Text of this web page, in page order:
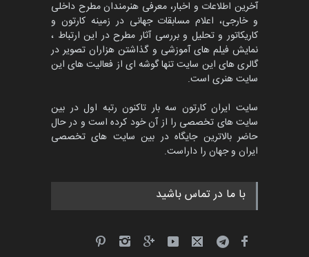
جشنواره بین‌المللی کارتون
مدارس پرتغال، ۲۰۲۷
مهلت 4 ماه دیگر
پنجمین مسابقۀ بین‌المللی
کارتون طنز «کلاه‌ای…
مهلت
آخرین اطلاعات و اخبار، معرفی هنرمندان مطرح داخلی
و خارجی، اعلام مسابقات جهانی در زمینه کارتون و
کاریکاتور و تحلیل و بررسی آثار مطرح در این ارتباط ،
نمایش فیلم های آموزشی و گذاشتن هزاران تصویر در
گالری های این سایت تنها گوشه ای از فعالیت های این
سایت هنری است.
سایت ایران کارتون سه بار تاکنون رتبه اول در بین
سایت های تخصصی را از آن خود کرده است و در حال
حاضر بالاترین جایگاه در بین سایت های تخصصی
ایران و جهان را داراست.
با ما در تماس باشید